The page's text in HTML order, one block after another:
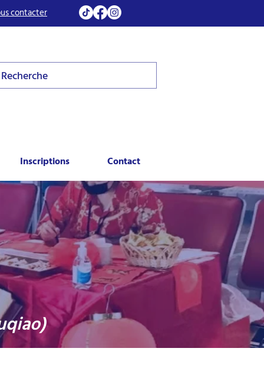
contacter
Inscriptions Contact